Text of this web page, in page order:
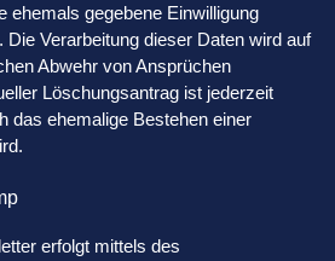
ehemals gegebene Einwilligung
Verarbeitung dieser Daten wird auf
Abwehr von Ansprüchen
Löschungsantrag ist jederzeit
das ehemalige Bestehen einer
erfolgt mittels des